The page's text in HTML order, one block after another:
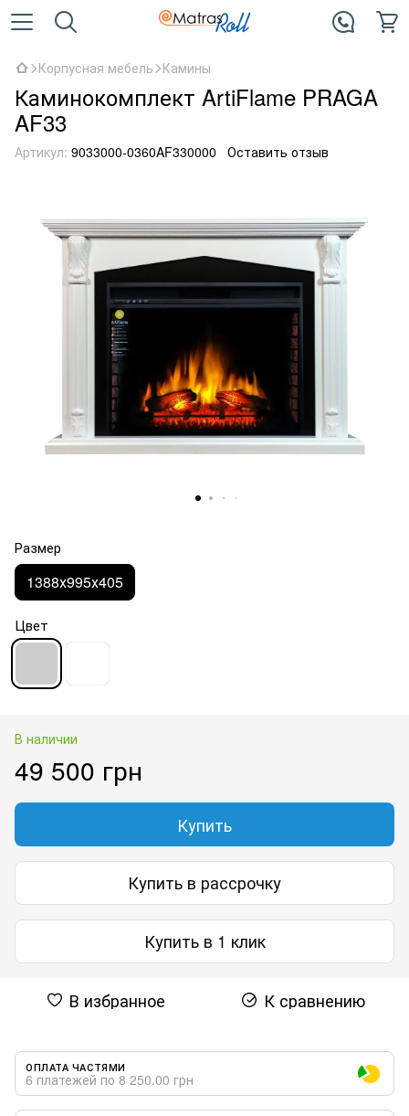
Корпусная мебель Камины
Каминокомплект ArtiFlame PRAGA
AF33
Артикул: 9033000-0360AF330000 Оставить отзыв
Размер
1388х995х405
Цвет
В наличии
49 500 грн
Купить
Купить в рассрочку
Купить в 1 клик
В избранное К сравнению
ОПЛАТА ЧАСТЯМИ
6 платежей по 8 250.00 грн